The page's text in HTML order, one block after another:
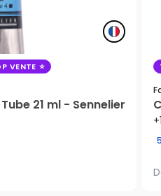
VENTE
21 ml - Sennelier